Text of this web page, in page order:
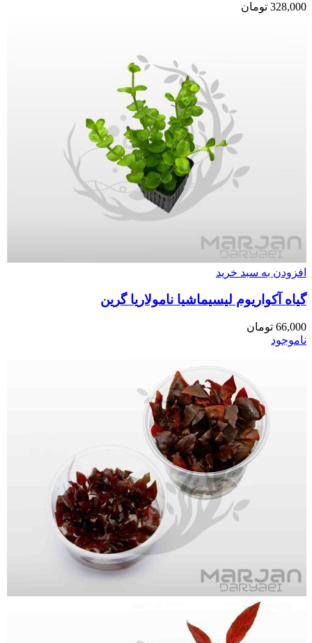
328,000 تومان
افزودن به سبد خرید
گیاه آکواریوم لیسیماشیا نامولاریا گرین
66,000 تومان
ناموجود